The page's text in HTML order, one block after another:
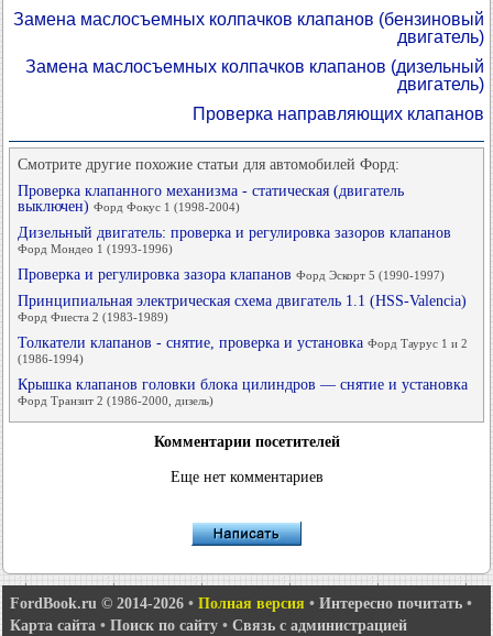
Замена маслосъемных колпачков клапанов (бензиновый
двигатель)
Замена маслосъемных колпачков клапанов (дизельный
двигатель)
Проверка направляющих клапанов
Смотрите другие похожие статьи для автомобилей Форд:
Проверка клапанного механизма - статическая (двигатель
выключен) Форд Фокус 1 (1998-2004)
Дизельный двигатель: проверка и регулировка зазоров клапанов
Форд Мондео 1 (1993-1996)
Проверка и регулировка зазора клапанов Форд Эскорт 5 (1990-1997)
Принципиальная электрическая схема двигатель 1.1 (HSS-Valencia)
Форд Фиеста 2 (1983-1989)
Толкатели клапанов - снятие, проверка и установка Форд Таурус 1 и 2
(1986-1994)
Крышка клапанов головки блока цилиндров — снятие и установка
Форд Транзит 2 (1986-2000, дизель)
Комментарии посетителей
Еще нет комментариев
FordBook.ru © 2014-2026 • Полная версия • Интересно почитать •
Карта сайта • Поиск по сайту • Связь с администрацией